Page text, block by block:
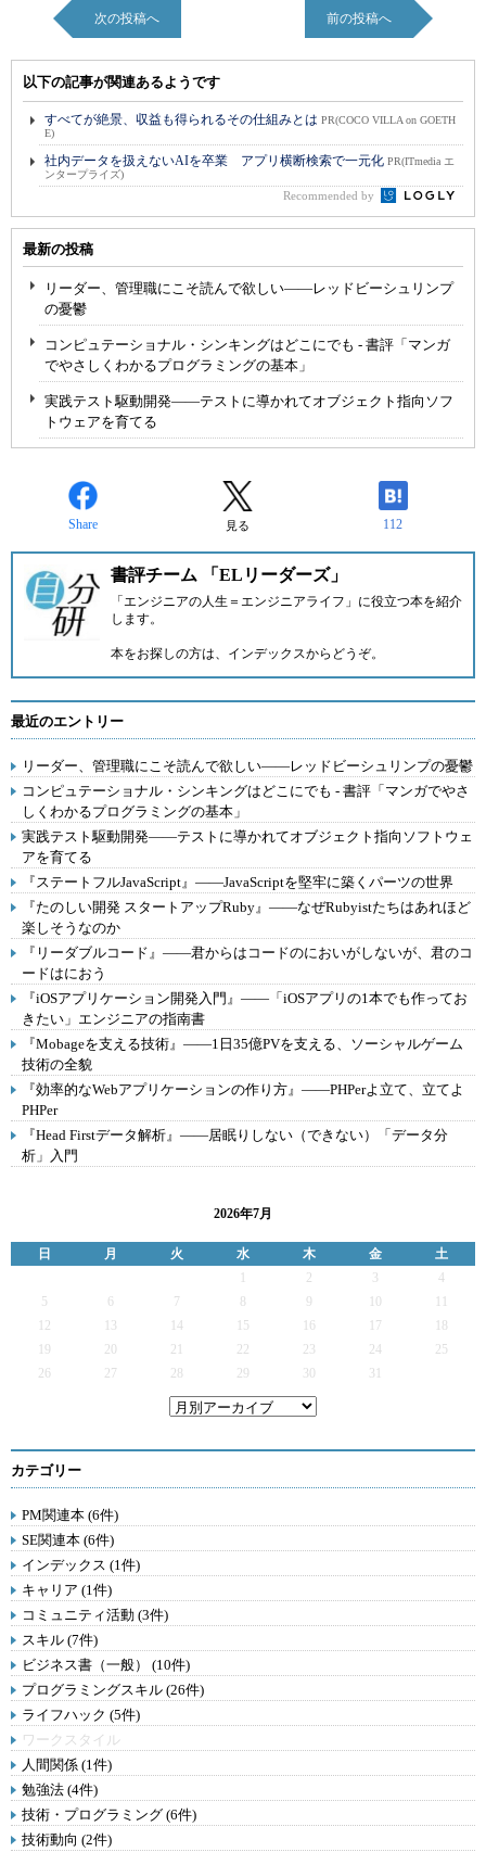
次の投稿へ 前の投稿へ
以下の記事が関連あるようです
すべてが絶景、収益も得られるその仕組みとは PR(COCO VILLA on GOETH
E)
社内データを扱えないAIを卒業 アプリ横断検索で一元化 PR(ITmedia エ
ンタープライズ)
Recommended by
最新の投稿
リーダー、管理職にこそ読んで欲しい――レッドビーシュリンプ
の憂鬱
コンピュテーショナル・シンキングはどこにでも - 書評「マンガ
でやさしくわかるプログラミングの基本」
実践テスト駆動開発――テストに導かれてオブジェクト指向ソフ
トウェアを育てる
Share 見る 112
書評チーム 「ELリーダーズ」
「エンジニアの人生＝エンジニアライフ」に役立つ本を紹介
します。
本をお探しの方は、 インデックスからどうぞ。
最近のエントリー
リーダー、管理職にこそ読んで欲しい――レッドビーシュリンプの憂鬱
コンピュテーショナル・シンキングはどこにでも - 書評「マンガでやさ
しくわかるプログラミングの基本」
実践テスト駆動開発――テストに導かれてオブジェクト指向ソフトウェ
アを育てる
『ステートフルJavaScript』――JavaScriptを堅牢に築くパーツの世界
『たのしい開発 スタートアップRuby』――なぜRubyistたちはあれほど
楽しそうなのか
『リーダブルコード』――君からはコードのにおいがしないが、君のコ
ードはにおう
『iOSアプリケーション開発入門』――「iOSアプリの1本でも作ってお
きたい」エンジニアの指南書
『Mobageを支える技術』――1日35億PVを支える、ソーシャルゲーム
技術の全貌
『効率的なWebアプリケーションの作り方』――PHPerよ立て、立てよ
PHPer
『Head Firstデータ解析』――居眠りしない（できない）「データ分
析」入門
2026年7月
日 月 火 水 木 金
土
2 3
4
5
6 7 9
12
13 14 15 16 17
19
20 21 22 23 24
25
26
27 28 29 30 31
カテゴリー
PM関連本 (6件)
SE関連本 (6件)
インデックス (1件)
キャリア (1件)
コミュニティ活動 (3件)
スキル (7件)
ビジネス書（一般） (10件)
プログラミングスキル (26件)
ライフハック (5件)
ワークスタイル
人間関係 (1件)
勉強法 (4件)
技術・プログラミング (6件)
技術動向 (2件)